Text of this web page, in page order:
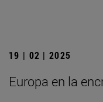
19 | 02 | 2025
Europa en la